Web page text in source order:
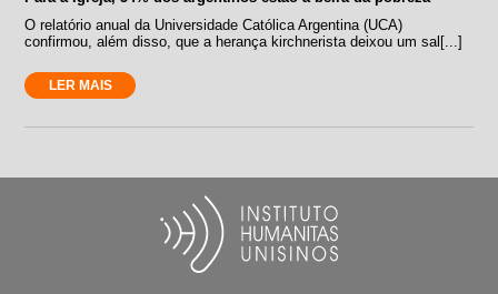
O relatório anual da Universidade Católica Argentina (UCA)
confirmou, além disso, que a herança kirchnerista deixou um sal[...]
LER MAIS